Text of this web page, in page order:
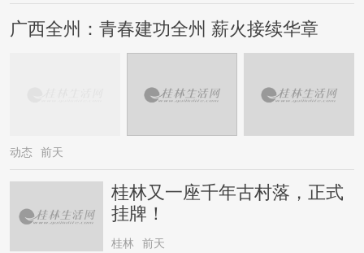
广西全州：青春建功全州 薪火接续华章
动态 前天
桂林又一座千年古村落，正式
挂牌！
桂林 前天